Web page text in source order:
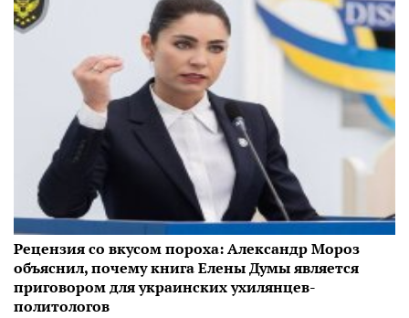
Рецензия со вкусом пороха: Александр Мороз
объяснил, почему книга Елены Думы является
приговором для украинских ухилянцев-
политологов